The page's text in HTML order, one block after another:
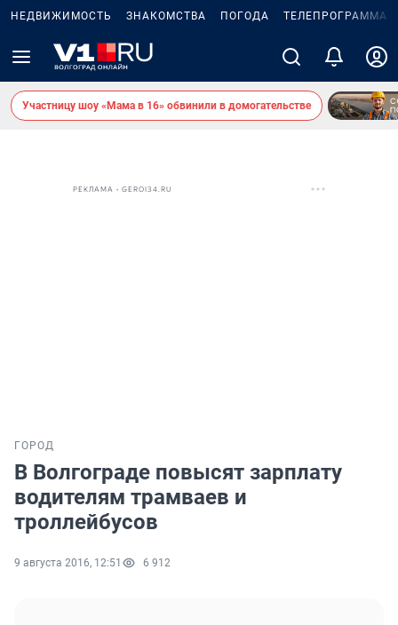
НЕДВИЖИМОСТЬ ЗНАКОМСТВА ПОГОДА ТЕЛЕПРОГРАММА
Участницу шоу «Мама в 16» обвинили в домогательстве
РЕКЛАМА • GEROI34.RU
ГОРОД
В Волгограде повысят зарплату
водителям трамваев и
троллейбусов
9 августа 2016, 12:51 6 912